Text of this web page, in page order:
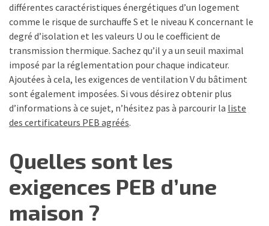
différentes caractéristiques énergétiques d’un logement
comme le risque de surchauffe S et le niveau K concernant le
degré d’isolation et les valeurs U ou le coefficient de
transmission thermique. Sachez qu’il y a un seuil maximal
imposé par la réglementation pour chaque indicateur.
Ajoutées à cela, les exigences de ventilation V du bâtiment
sont également imposées. Si vous désirez obtenir plus
d’informations à ce sujet, n’hésitez pas à parcourir la liste
des certificateurs PEB agréés.
Quelles sont les
exigences PEB d’une
maison ?